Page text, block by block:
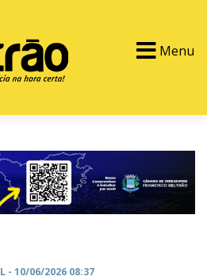
Menu
- 10/06/2026 08:37